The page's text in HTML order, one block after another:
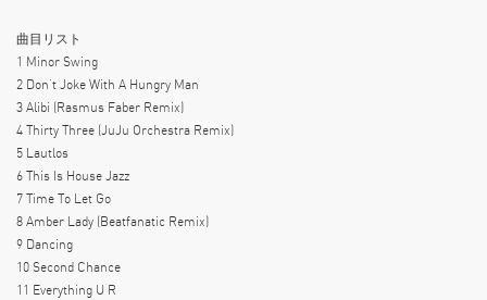
曲目リスト
1 Minor Swing
2 Don’t Joke With A Hungry Man
3 Alibi (Rasmus Faber Remix)
4 Thirty Three (JuJu Orchestra Remix)
5 Lautlos
6 This Is House Jazz
7 Time To Let Go
8 Amber Lady (Beatfanatic Remix)
9 Dancing
10 Second Chance
11 Everything U R